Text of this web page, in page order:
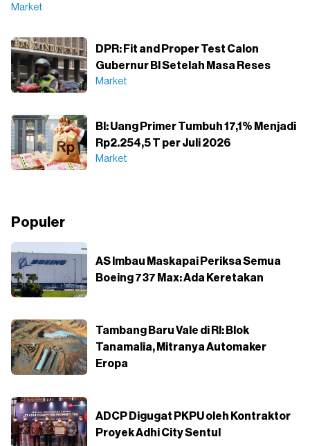
Market
DPR: Fit and Proper Test Calon
Gubernur BI Setelah Masa Reses
Market
BI: Uang Primer Tumbuh 17,1% Menjadi
Rp2.254,5 T per Juli 2026
Market
Populer
AS Imbau Maskapai Periksa Semua
Boeing 737 Max: Ada Keretakan
Tambang Baru Vale di RI: Blok
Tanamalia, Mitranya Automaker
Eropa
ADCP Digugat PKPU oleh Kontraktor
Proyek Adhi City Sentul